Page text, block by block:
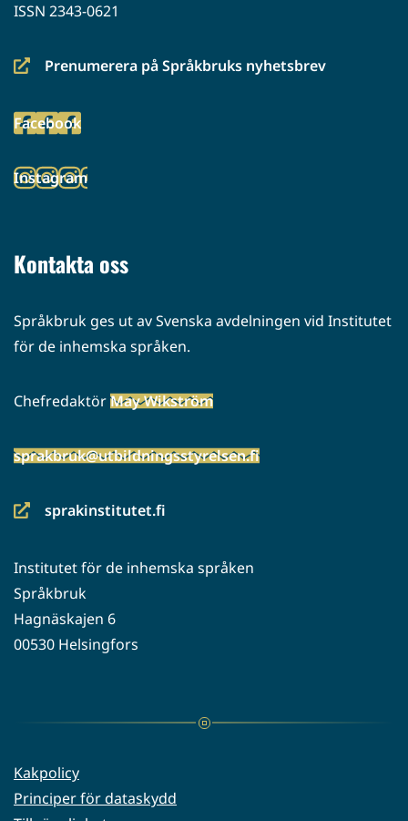
ISSN 2343-0621
Prenumerera på Språkbruks nyhetsbrev
(siirryt
palveluun)
Facebook
(siirryt
palveluun)
Instagram
(siirryt
Kontakta oss
Språkbruk ges ut av Svenska avdelningen vid Institutet
för de inhemska språken.
ChefredaktörMay Wikström
sprakbruk@utbildningsstyrelsen.fi
sprakinstitutet.fi
(siirryt
palveluun)
Institutet för de inhemska språken
Språkbruk
Hagnäskajen 6
00530 Helsingfors
Kakpolicy
Principer för dataskydd